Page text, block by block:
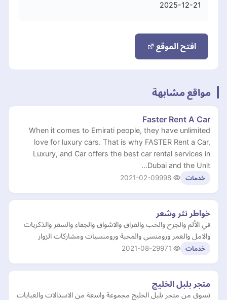
2025-12-21
افتح الموقع
مواقع مشابهة
Faster Rent A Car
When it comes to Emirati people, they have unlimited
love for luxury cars. That is why FASTER Rent a Car,
Luxury, and Car offers the best car rental services in
Dubai and the Unit…
خدمات 2021-02-09
خواطر نثر وشعر
في الألم والجرح والحب والفراق والاشواق والجفاء والسفر والذكريات
والامل والعمر ورومنسي والمحبة ورومنسيات ومشاركات الزوار
خدمات 2021-08-29
متجر بلبل الخليج
تسوق من متجر بلبل الخليج مجموعة واسعة من الاسدالات والعبايات